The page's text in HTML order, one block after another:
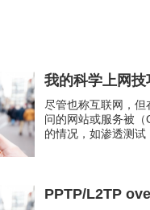
我的科学上网技
尽管也称互联网，
问的网站或服务被（
的情况，如渗透测试
PPTP/L2TP